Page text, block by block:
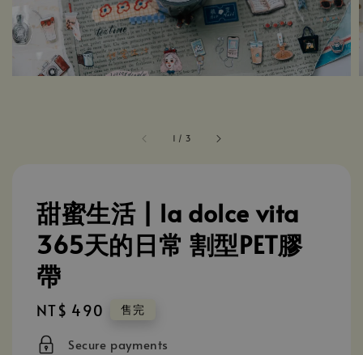
1 / 3
甜蜜生活 | la dolce vita
365天的日常 割型PET膠
帶
Regular
price
NT$ 490 售完
Secure payments